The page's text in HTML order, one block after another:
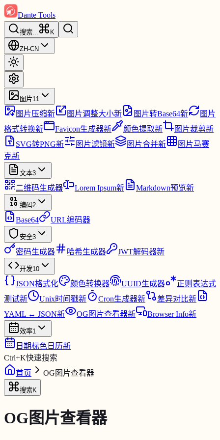
Dante Tools
搜索... K
ZH-CN
图片11
图片压缩新 图片调整大小新 图片转Base64新
图片
格式转换新 Favicon生成器新 颜色提取新 图片裁剪新
SVG转PNG新 图片滤镜新 图片合并新
图片马赛
克新
文本3
二维码生成器 Lorem Ipsum新 Markdown预览新
编码2
Base64 URL编码器
安全3
密码生成器 哈希生成器 JWT解码器新
开发10
JSON格式化 颜色转换器 UUID生成器
正则表达式
测试新 Unix时间戳新 Cron生成器新 差异对比新
YAML ↔ JSON新 OG图片查看器新 Browser Info新
效率1
日期标色日历新
Ctrl+K快速搜索
首页
OG图片查看器
搜索K
OG图片查看器